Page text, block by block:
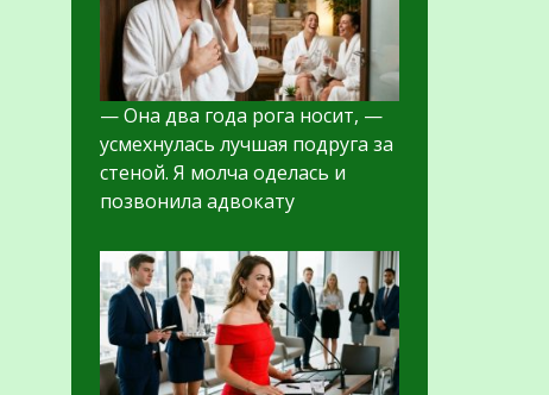
— Она два года рога носит, —
усмехнулась лучшая подруга за
стеной. Я молча оделась и
позвонила адвокату